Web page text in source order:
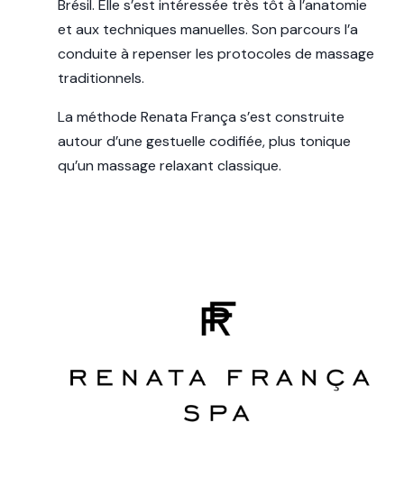
Brésil. Elle s’est intéressée très tôt à l’anatomie
et aux techniques manuelles. Son parcours l’a
conduite à repenser les protocoles de massage
traditionnels.
La méthode Renata França s’est construite
autour d’une gestuelle codifiée, plus tonique
qu’un massage relaxant classique.